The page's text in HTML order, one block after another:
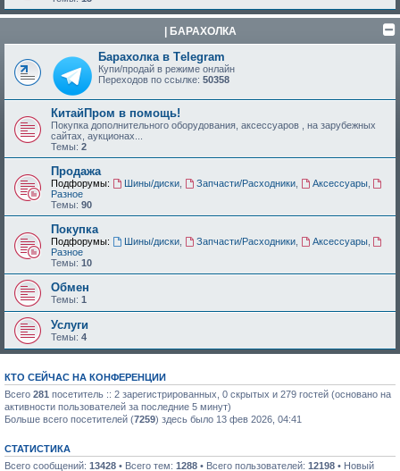
| БАРАХОЛКА
Барахолка в Tеlegram
Купи/продай в режиме онлайн
Переходов по ссылке: 50358
КитайПром в помощь!
Покупка дополнительного оборудования, аксессуаров , на зарубежных
сайтах, аукционах...
Темы: 2
Продажа
Подфорумы: Шины/диски, Запчасти/Расходники, Аксессуары,
Разное
Темы: 90
Покупка
Подфорумы: Шины/диски, Запчасти/Расходники, Аксессуары,
Разное
Темы: 10
Обмен
Темы: 1
Услуги
Темы: 4
КТО СЕЙЧАС НА КОНФЕРЕНЦИИ
Всего 281 посетитель :: 2 зарегистрированных, 0 скрытых и 279 гостей (основано на
активности пользователей за последние 5 минут)
Больше всего посетителей (7259) здесь было 13 фев 2026, 04:41
СТАТИСТИКА
Всего сообщений: 13428 • Всего тем: 1288 • Всего пользователей: 12198 • Новый